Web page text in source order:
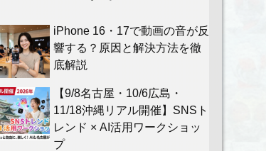
iPhone 16・17で動画の音が反
響する？原因と解決方法を徹
底解説
【9/8名古屋・10/6広島・
11/18沖縄リアル開催】SNSト
レンド × AI活用ワークショッ
プ